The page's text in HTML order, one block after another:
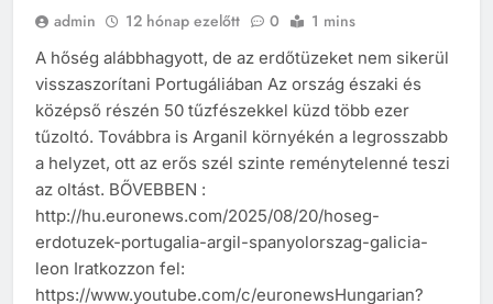
admin 12 hónap ezelőtt 0 1 mins
A hőség alábbhagyott, de az erdőtüzeket nem sikerül
visszaszorítani Portugáliában Az ország északi és
középső részén 50 tűzfészekkel küzd több ezer
tűzoltó. Továbbra is Arganil környékén a legrosszabb
a helyzet, ott az erős szél szinte reménytelenné teszi
az oltást. BŐVEBBEN :
http://hu.euronews.com/2025/08/20/hoseg-
erdotuzek-portugalia-argil-spanyolorszag-galicia-
leon Iratkozzon fel:
https://www.youtube.com/c/euronewsHungarian?